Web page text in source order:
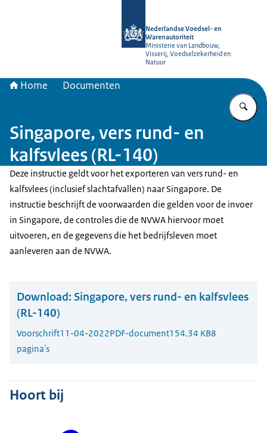
Nederlandse Voedsel- en
Warenautoriteit
Ministerie van Landbouw,
Visserij, Voedselzekerheid en
Natuur
Home Documenten
Singapore, vers rund- en
kalfsvlees (RL-140)
Deze instructie geldt voor het exporteren van vers rund- en
kalfsvlees (inclusief slachtafvallen) naar Singapore. De
instructie beschrijft de voorwaarden die gelden voor de invoer
in Singapore, de controles die de NVWA hiervoor moet
uitvoeren, en de gegevens die het bedrijfsleven moet
aanleveren aan de NVWA.
Download: Singapore, vers rund- en kalfsvlees
(RL-140)
Voorschrift11-04-2022PDF-document154.34 KB8
pagina's
Hoort bij